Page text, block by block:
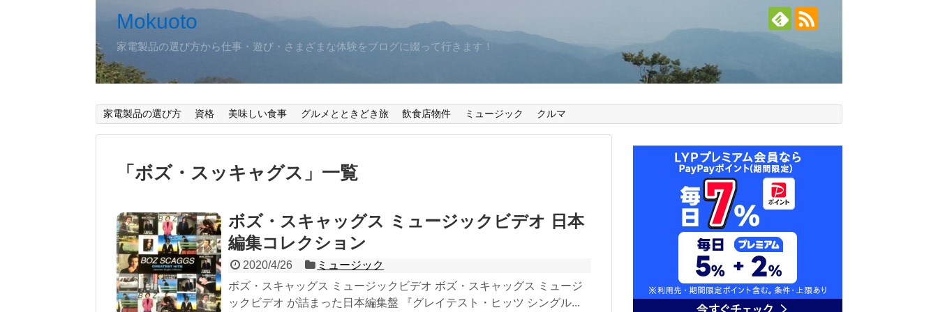
Mokuoto
家電製品の選び方から仕事・遊び・さまざまな体験をブログに綴って行きます！
家電製品の選び方 資格 美味しい食事 グルメとときどき旅 飲食店物件 ミュージック クルマ
「 ボズ・スッキャグス 」 一覧
ボズ・スキャッグス ミュージックビデオ 日本
編集コレクション
2020/4/26
ミュージック
ボズ・スキャッグス ミュージックビデオ ボズ・スキャッグス ミュージ
ックビデオ が詰まった日本編集盤 『グレイテスト・ヒッツ シングル...